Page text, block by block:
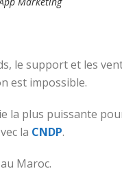
le support et les
est impossible.
la plus puissante
la CNDP.
Maroc.